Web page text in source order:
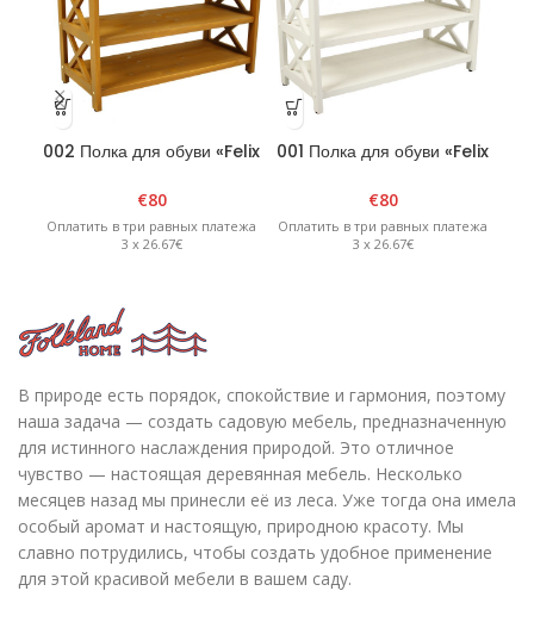
002 Полка для обуви «Felix
€80
Оплатить в три равных платежа
3 x 26.67€
001 Полка для обуви «Felix
€80
Оплатить в три равных платежа
3 x 26.67€
В природе есть порядок, спокойствие и гармония, поэтому
наша задача — создать садовую мебель, предназначенную
для истинного наслаждения природой. Это отличное
чувство — настоящая деревянная мебель. Несколько
месяцев назад мы принесли её из леса. Уже тогда она имела
особый аромат и настоящую, природною красоту. Мы
славно потрудились, чтобы создать удобное применение
для этой красивой мебели в вашем саду.